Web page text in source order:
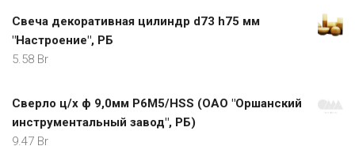
Свеча декоративная цилиндр d73 h75 мм
"Настроение", РБ
5.58 Br
Сверло ц/х ф 9,0мм Р6М5/HSS (ОАО "Оршанский
инструментальный завод", РБ)
9.47 Br